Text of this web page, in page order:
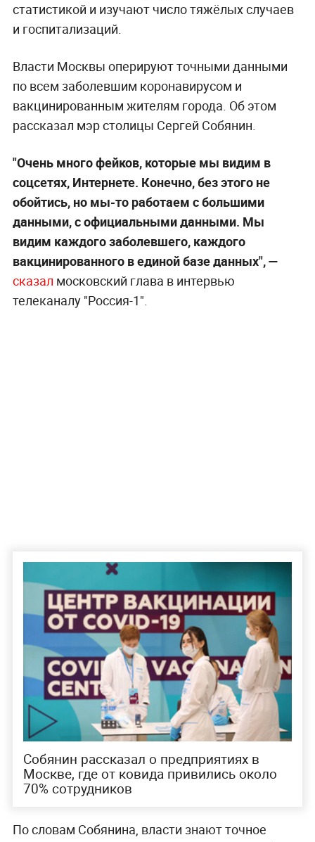
статистикой и изучают число тяжёлых случаев
и госпитализаций.
Власти Москвы оперируют точными данными
по всем заболевшим коронавирусом и
вакцинированным жителям города. Об этом
рассказал мэр столицы Сергей Собянин.
"Очень много фейков, которые мы видим в
соцсетях, Интернете. Конечно, без этого не
обойтись, но мы-то работаем с большими
данными, с официальными данными. Мы
видим каждого заболевшего, каждого
вакцинированного в единой базе данных", —
сказал московский глава в интервью
телеканалу "Россия-1".
Собянин рассказал о предприятиях в
Москве, где от ковида привились около
70% сотрудников
По словам Собянина, власти знают точное